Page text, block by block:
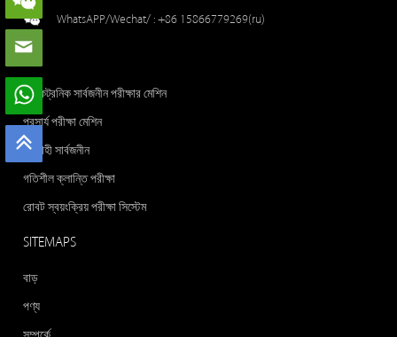
WhatsAPP/Wechat/ :+86 15866779269(ru)
পণ
ইলেকট্রনিক সার্বজনীন পরীক্ষার মেশিন
প্রসার্য পরীক্ষা মেশিন
জলবাহী সার্বজনীন
গতিশীল ক্লান্তি পরীক্ষা
রোবট স্বয়ংক্রিয় পরীক্ষা সিস্টেম
SITEMAPS
বাড়
পণ্য